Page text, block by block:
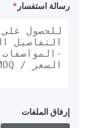
رسالة استفسار*
إرفاق الملفات